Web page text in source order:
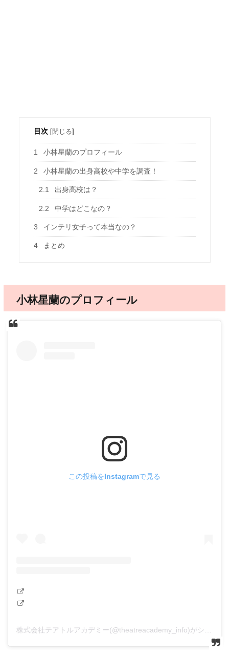
目次 [閉じる]
1 小林星蘭のプロフィール
2 小林星蘭の出身高校や中学を調査！
2.1 出身高校は？
2.2 中学はどこなの？
3 インテリ女子って本当なの？
4 まとめ
小林星蘭のプロフィール
この投稿をInstagramで見る